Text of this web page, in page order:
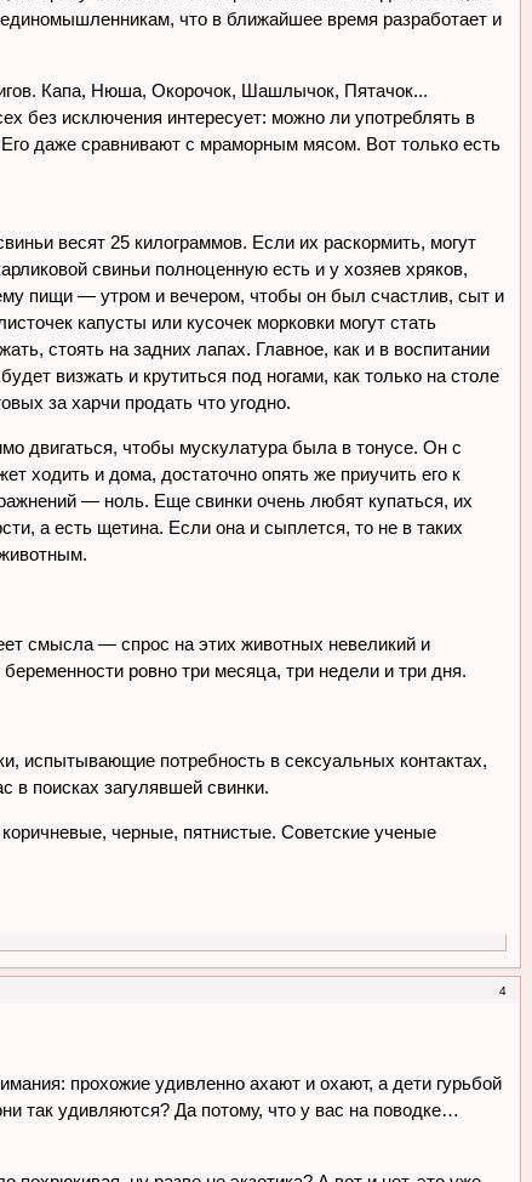
что в ближайшее время разработает и
Капа, Нюша, Окорочок, Шашлычок, Пятачок...
без исключения интересует: можно ли употреблять в
даже сравнивают с мраморным мясом. Вот только есть
весят 25 килограммов. Если их раскормить, могут
свиньи полноценную есть и у хозяев хряков,
пищи — утром и вечером, чтобы он был счастлив, сыт и
капусты или кусочек морковки могут стать
стоять на задних лапах. Главное, как и в воспитании
визжать и крутиться под ногами, как только на столе
за харчи продать что угодно.
двигаться, чтобы мускулатура была в тонусе. Он с
ходить и дома, достаточно опять же приучить его к
— ноль. Еще свинки очень любят купаться, их
а есть щетина. Если она и сыплется, то не в таких
смысла — спрос на этих животных невеликий и
ровно три месяца, три недели и три дня.
испытывающие потребность в сексуальных контактах,
в поисках загулявшей свинки.
черные, пятнистые. Советские ученые
4
прохожие удивленно ахают и охают, а дети гурьбой
так удивляются? Да потому, что у вас на поводке…